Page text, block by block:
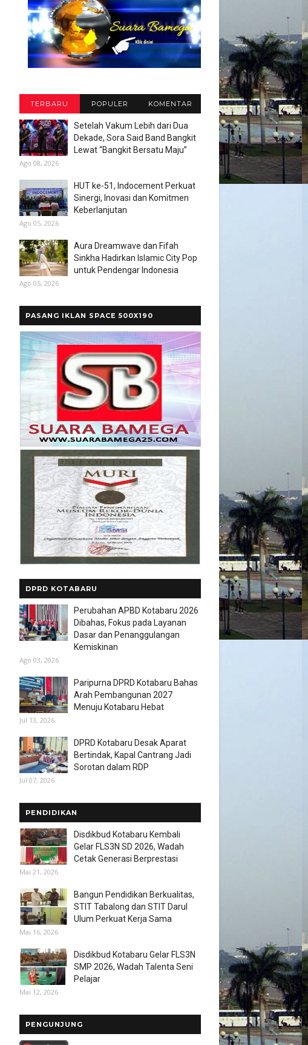
TERBARU POPULER KOMENTAR
Setelah Vakum Lebih dari Dua
Dekade, Sora Said Band Bangkit
Lewat “Bangkit Bersatu Maju”
Ago 08, 2026
HUT ke-51, Indocement Perkuat
Sinergi, Inovasi dan Komitmen
Keberlanjutan
Ago 05, 2026
Aura Dreamwave dan Fifah
Sinkha Hadirkan Islamic City Pop
untuk Pendengar Indonesia
Ago 05, 2026
PASANG IKLAN SPACE 500X190
DPRD KOTABARU
Perubahan APBD Kotabaru 2026
Dibahas, Fokus pada Layanan
Dasar dan Penanggulangan
Kemiskinan
Ago 03, 2026
Paripurna DPRD Kotabaru Bahas
Arah Pembangunan 2027
Menuju Kotabaru Hebat
Jul 13, 2026
DPRD Kotabaru Desak Aparat
Bertindak, Kapal Cantrang Jadi
Sorotan dalam RDP
Jul 07, 2026
PENDIDIKAN
Disdikbud Kotabaru Kembali
Gelar FLS3N SD 2026, Wadah
Cetak Generasi Berprestasi
Mai 21, 2026
Bangun Pendidikan Berkualitas,
STIT Tabalong dan STIT Darul
Ulum Perkuat Kerja Sama
Mai 16, 2026
Disdikbud Kotabaru Gelar FLS3N
SMP 2026, Wadah Talenta Seni
Pelajar
Mai 12, 2026
PENGUNJUNG